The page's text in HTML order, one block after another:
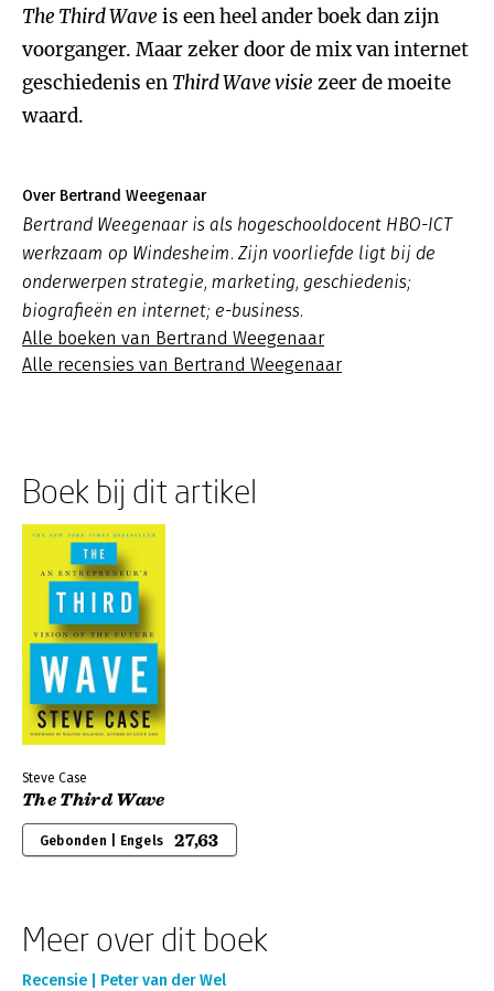
The Third Wave is een heel ander boek dan zijn
voorganger. Maar zeker door de mix van internet
geschiedenis en Third Wave visie zeer de moeite
waard.
Over Bertrand Weegenaar
Bertrand Weegenaar is als hogeschooldocent HBO-ICT
werkzaam op Windesheim. Zijn voorliefde ligt bij de
onderwerpen strategie, marketing, geschiedenis;
biografieën en internet; e-business.
Alle boeken van Bertrand Weegenaar
Alle recensies van Bertrand Weegenaar
Boek bij dit artikel
Steve Case
The Third Wave
Gebonden | Engels 27,63
Meer over dit boek
Recensie | Peter van der Wel